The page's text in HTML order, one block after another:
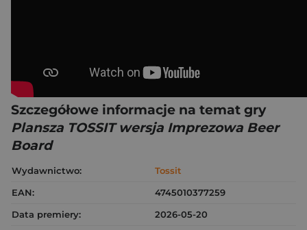
Szczegółowe informacje na temat gry
Plansza TOSSIT wersja Imprezowa Beer
Board
Wydawnictwo:
Tossit
EAN:
4745010377259
Data premiery:
2026-05-20